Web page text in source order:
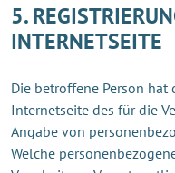
5.
INTERNETSEITE
Die betroffene Person
Internetseite des für die
Angabe von
Welche